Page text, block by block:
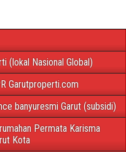
(lokal Nasional Global)
Garutproperti.com
banyuresmi Garut (subsidi)
Permata Karisma
Kota